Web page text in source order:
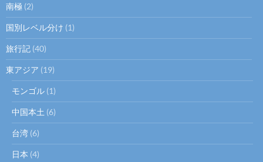
南極 (2)
国別レベル分け (1)
旅行記 (40)
東アジア (19)
モンゴル (1)
中国本土 (6)
台湾 (6)
日本 (4)